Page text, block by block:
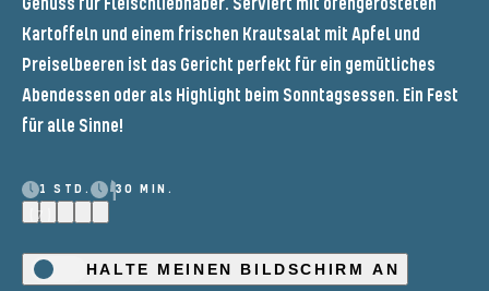
Genuss für Fleischliebhaber. Serviert mit ofengerösteten
Kartoffeln und einem frischen Krautsalat mit Apfel und
Preiselbeeren ist das Gericht perfekt für ein gemütliches
Abendessen oder als Highlight beim Sonntagsessen. Ein Fest
für alle Sinne!
1 STD.
30 MIN.
(7)
HALTE MEINEN BILDSCHIRM AN